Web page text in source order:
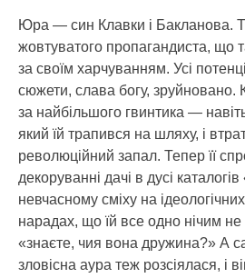
Юра — син Клавки і Бакланова.
жовтуватого пропагандиста, що
за своїм харчуванням. Усі
сюжети, слава богу, зруйновано.
за найбільшого гвинтика —
який їй трапився на шляху, і
революційний запал. Тепер її
декоруванні дачі в дусі
невчасному сміху на
нарадах, що їй все одно нічим не
«знаєте, чия вона дружина?» А
зловісна аура теж розсіялася, і